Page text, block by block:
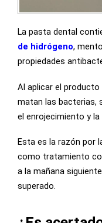
La pasta dental
de hidrógeno,
propiedades
Al aplicar el
matan las bacterias,
el enrojecimiento y la
Esta es la razón por
como tratamiento
a la mañana
superado.